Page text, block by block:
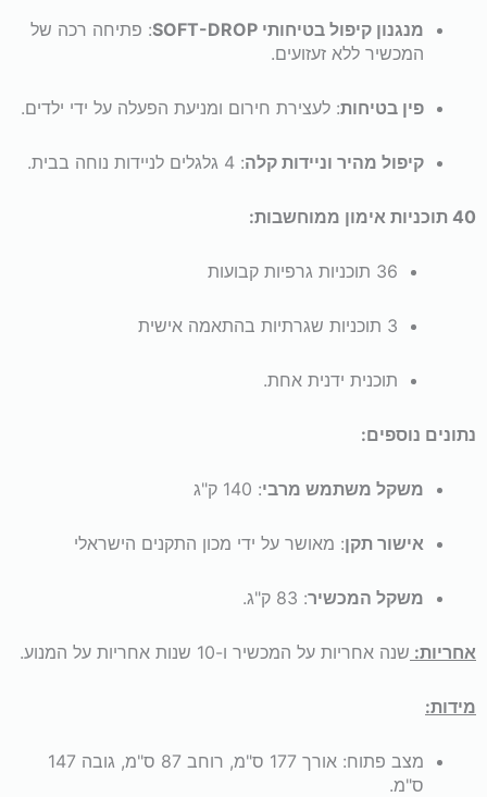
מנגנון קיפול בטיחותי SOFT-DROP
: פתיחה רכה של
המכשיר ללא זעזועים.
פין בטיחות: לעצירת חירום ומניעת הפעלה על ידי ילדים.
קיפול מהיר וניידות קלה: 4 גלגלים לניידות נוחה בבית.
40 תוכניות אימון ממוחשבות:
36 תוכניות גרפיות קבועות
3 תוכניות שגרתיות בהתאמה אישית
תוכנית ידנית אחת.
נתונים נוספים:
משקל משתמש מרבי: 140 ק"ג
אישור תקן: מאושר על ידי מכון התקנים הישראלי
משקל המכשיר: 83 ק"ג.
אחריות: שנה אחריות על המכשיר ו-10 שנות אחריות על המנוע.
מידות:
מצב פתוח: אורך 177 ס"מ, רוחב 87 ס"מ, גובה 147
ס"מ.